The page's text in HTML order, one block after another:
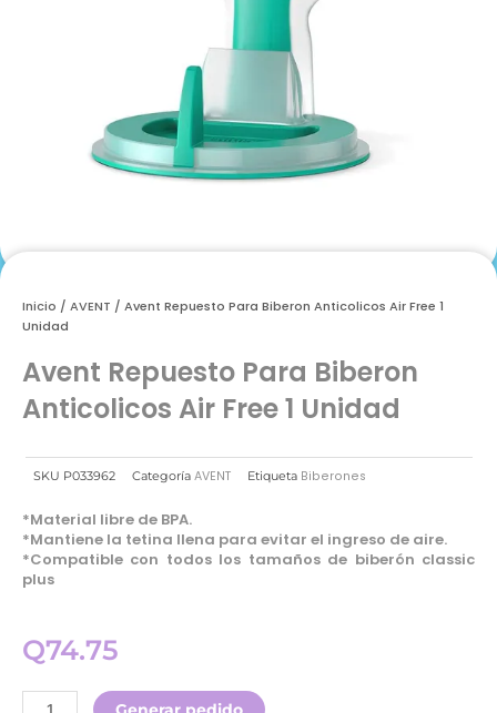
Inicio / AVENT / Avent Repuesto Para Biberon Anticolicos Air Free 1
Unidad
Avent Repuesto Para Biberon
Anticolicos Air Free 1 Unidad
SKU P033962 Categoría AVENT Etiqueta Biberones
*Material libre de BPA.
*Mantiene la tetina llena para evitar el ingreso de aire.
*Compatible con todos los tamaños de biberón classic
plus
Q74.75
Avent